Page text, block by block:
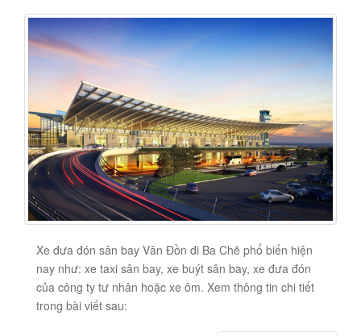
Xe đưa đón sân bay Vân Đồn đi Ba Chẽ phổ biến hiện
nay như: xe taxi sân bay, xe buýt sân bay, xe đưa đón
của công ty tư nhân hoặc xe ôm. Xem thông tin chi tiết
trong bài viết sau: